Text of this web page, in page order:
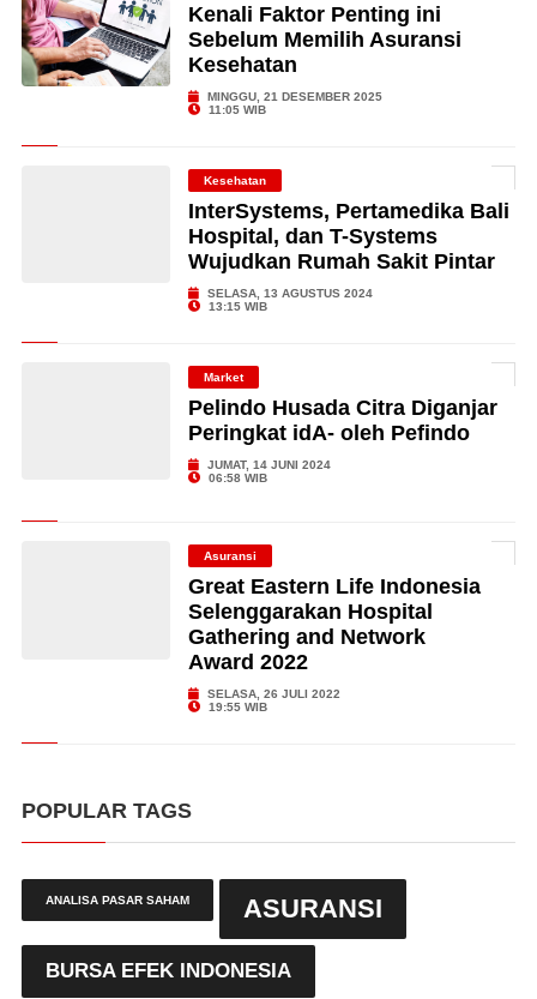
Kenali Faktor Penting ini
Sebelum Memilih Asuransi
Kesehatan
MINGGU, 21 DESEMBER 2025
11:05 WIB
Kesehatan
InterSystems, Pertamedika Bali
Hospital, dan T-Systems
Wujudkan Rumah Sakit Pintar
SELASA, 13 AGUSTUS 2024
13:15 WIB
Market
Pelindo Husada Citra Diganjar
Peringkat idA- oleh Pefindo
JUMAT, 14 JUNI 2024
06:58 WIB
Asuransi
Great Eastern Life Indonesia
Selenggarakan Hospital
Gathering and Network
Award 2022
SELASA, 26 JULI 2022
19:55 WIB
POPULAR TAGS
ANALISA PASAR SAHAM ASURANSI
BURSA EFEK INDONESIA